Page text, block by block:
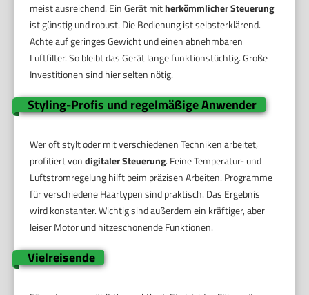
meist ausreichend. Ein Gerät mitherkömmlicher Steuerung
ist günstig und robust. Die Bedienung ist selbsterklärend.
Achte auf geringes Gewicht und einen abnehmbaren
Luftfilter. So bleibt das Gerät lange funktionstüchtig. Große
Investitionen sind hier selten nötig.
Styling-Profis und regelmäßige Anwender
Wer oft stylt oder mit verschiedenen Techniken arbeitet,
profitiert vondigitaler Steuerung. Feine Temperatur- und
Luftstromregelung hilft beim präzisen Arbeiten. Programme
für verschiedene Haartypen sind praktisch. Das Ergebnis
wird konstanter. Wichtig sind außerdem ein kräftiger, aber
leiser Motor und hitzeschonende Funktionen.
Vielreisende